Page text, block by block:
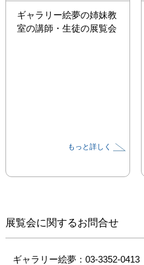
ギャラリー絵夢の姉妹教
室の講師・生徒の展覧会
もっと詳しく
展覧会に関するお問合せ
ギャラリー絵夢：03-3352-0413